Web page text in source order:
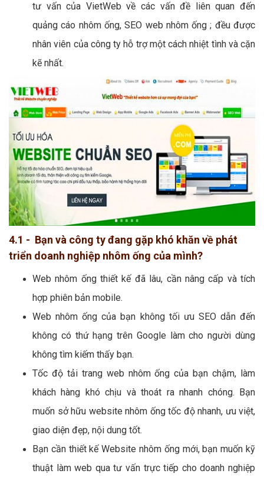
tư vấn của VietWeb về các vấn đề liên quan đến
quảng cáo nhôm ống, SEO web nhôm ống ; đều được
nhân viên của công ty hỗ trợ một cách nhiệt tình và cặn
kẽ nhất.
4.1 - Bạn và công ty đang gặp khó khăn về phát
triển doanh nghiệp nhôm ống của mình?
Web nhôm ống thiết kế đã lâu, cần nâng cấp và tích
hợp phiên bản mobile.
Web nhôm ống của bạn không tối ưu SEO dẫn đến
không có thứ hạng trên Google làm cho người dùng
không tìm kiếm thấy bạn.
Tốc độ tải trang web nhôm ống của bạn chậm, làm
khách hàng khó chịu và thoát ra nhanh chóng. Bạn
muốn sở hữu website nhôm ống tốc độ nhanh, ưu việt,
giao diện đẹp, nội dung tốt.
Bạn cần thiết kế Website nhôm ống mới, bạn muốn kỹ
thuật làm web qua tư vấn trực tiếp cho doanh nghiệp